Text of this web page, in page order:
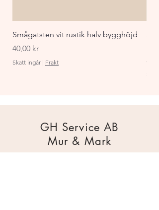
Smågatsten vit rustik halv bygghöjd
Pris
40,00 kr
Skatt ingår | Frakt
Pris
GH Service AB
Mur & Mark